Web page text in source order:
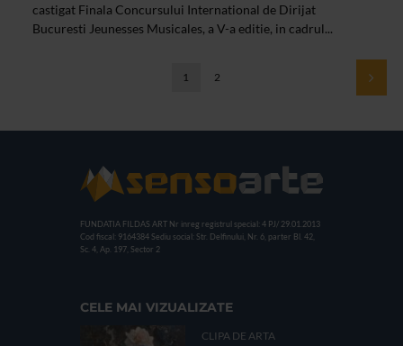
castigat Finala Concursului International de Dirijat
Bucuresti Jeunesses Musicales, a V-a editie, in cadrul...
1 2
FUNDATIA FILDAS ART Nr inreg registrul special: 4 PJ/ 29.01.2013
Cod fiscal: 9164384 Sediu social: Str. Delfinului, Nr. 6, parter Bl. 42,
Sc. 4, Ap. 197, Sector 2
CELE MAI VIZUALIZATE
CLIPA DE ARTA